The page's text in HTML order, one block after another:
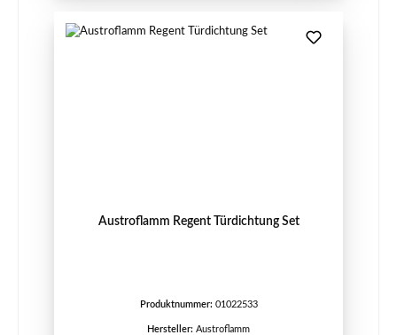
Austroflamm Regent Türdichtung Set
Produktnummer: 01022533
Hersteller: Austroflamm